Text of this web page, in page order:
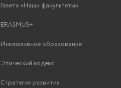
Газета «Наши факультеты»
ERASMUS+
Инклюзивное образование
Этический кодекс
Стратегия развития